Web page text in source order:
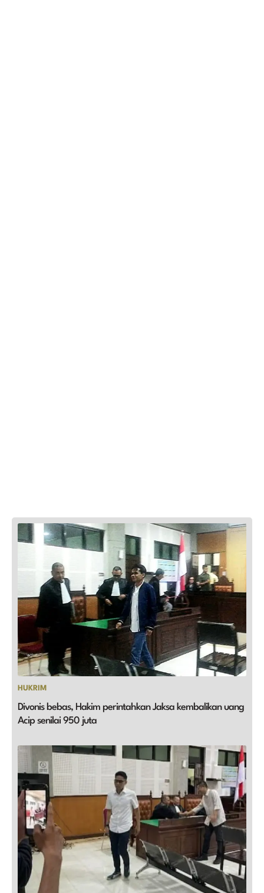
HUKRIM
Divonis bebas, Hakim perintahkan Jaksa kembalikan uang
Acip senilai 950 juta